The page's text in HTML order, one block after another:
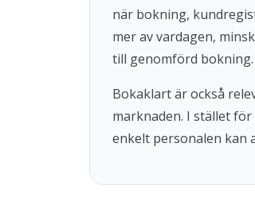
när bokning,
mer av vardagen,
till genomförd bokning.
Bokaklart är också
marknaden. I stället
enkelt personalen kan